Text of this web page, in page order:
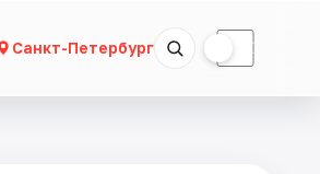
Санкт-Петербург ☾